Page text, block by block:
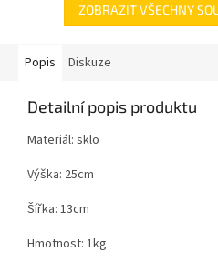
ZOBRAZIT VŠECHNY
Popis Diskuze
Detailní popis produktu
Materiál: sklo
Výška: 25cm
Šířka: 13cm
Hmotnost: 1kg